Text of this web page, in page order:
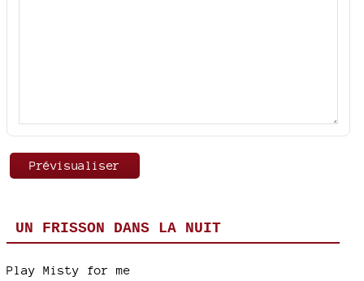
UN FRISSON DANS LA NUIT
Play Misty for me